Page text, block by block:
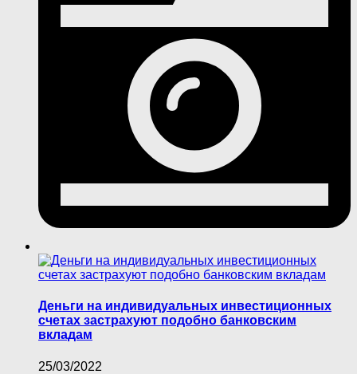
Деньги на индивидуальных инвестиционных
счетах застрахуют подобно банковским
вкладам
25/03/2022